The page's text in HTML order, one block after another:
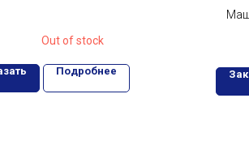
Out of stock
Подробнее